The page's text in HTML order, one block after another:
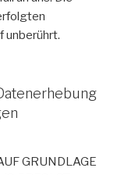
unberührt.
GRUNDLAGE